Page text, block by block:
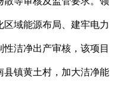
域能源布局、建牢电力
洁净出产审核，该项目
县镇黄土村，加大洁净能